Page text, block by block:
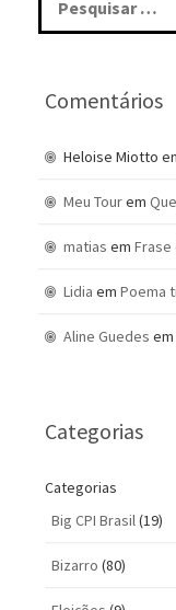
por:
Comentários
Heloise Miotto
Meu Tourem
matias em Frase
Lidia em Poema
Aline Guedes em
Categorias
Categorias
Big CPI Brasil(19)
Bizarro (80)